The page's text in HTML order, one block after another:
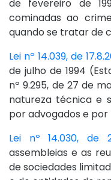
de fevereiro de
cominadas ao
quando se tratar de
Lei nº 14.039, de
de julho de 1994
nº 9.295, de 27 de
natureza técnica e
por advogados e
Lei nº 14.030, de
assembleias e as
de sociedades